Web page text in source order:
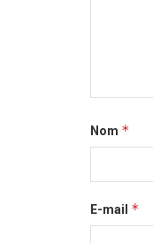
Nom *
E-mail *